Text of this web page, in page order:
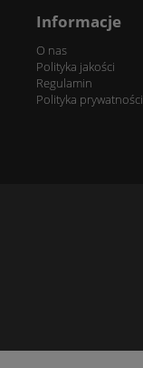
Informacje
O nas
Polityka jakości
Regulamin
Polityka prywatności